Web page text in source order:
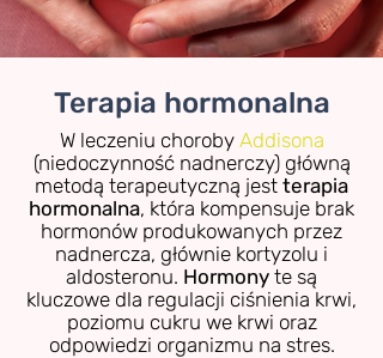
Terapia hormonalna
W leczeniu choroby Addisona
(niedoczynność nadnerczy) główną
metodą terapeutyczną jest terapia
hormonalna, która kompensuje brak
hormonów produkowanych przez
nadnercza, głównie kortyzolu i
aldosteronu. Hormony te są
kluczowe dla regulacji ciśnienia krwi,
poziomu cukru we krwi oraz
odpowiedzi organizmu na stres.